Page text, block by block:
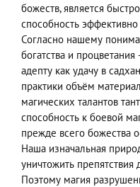
божеств, является
способность
Согласно нашему
богатства и
адепту как удачу в
практики объём
магических талантов
способность к боевой
прежде всего божества
Наша изначальная
уничтожить препятствия
Поэтому магия